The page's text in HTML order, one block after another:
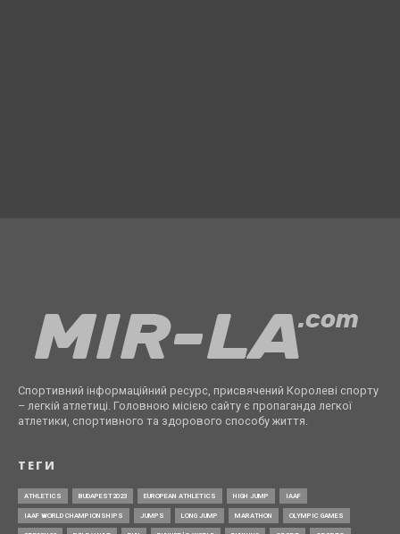
Спортивний інформаційний ресурс, присвячений Королеві спорту
– легкій атлетиці. Головною місією сайту є пропаганда легкої
атлетики, спортивного та здорового способу життя.
ТЕГИ
ATHLETICS BUDAPEST2023 EUROPEAN ATHLETICS HIGH JUMP IAAF
IAAF WORLD CHAMPIONSHIPS JUMPS LONG JUMP MARATHON OLYMPIC GAMES